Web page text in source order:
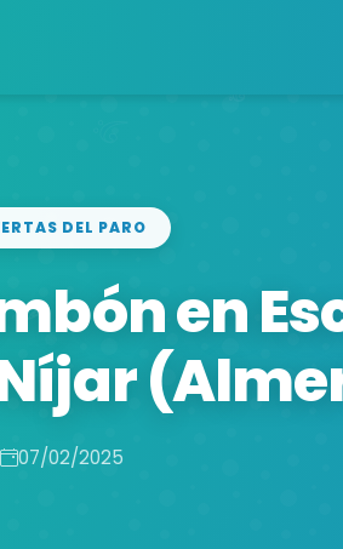
DEL PARO
en
07/02/2025